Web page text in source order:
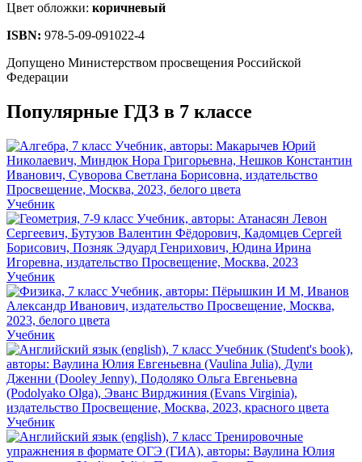
Цвет обложки: коричневый
ISBN: 978-5-09-091022-4
Допущено Министерством просвещения Российской
Федерации
Популярные ГДЗ в 7 классе
Учебник
Учебник
Учебник
Учебник